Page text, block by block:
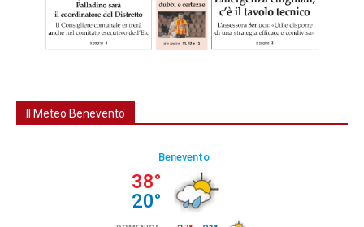
Il Meteo Benevento